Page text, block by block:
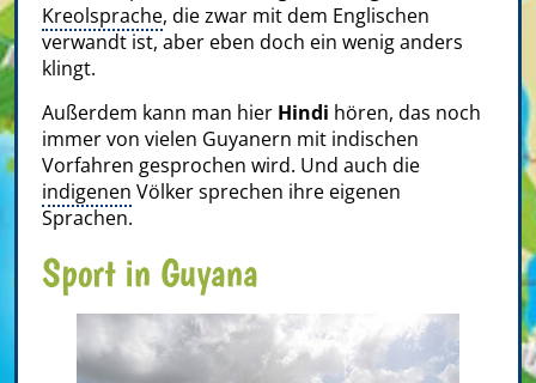
Kreolsprache, die zwar mit dem Englischen
verwandt ist, aber eben doch ein wenig anders
klingt.
Außerdem kann man hier Hindi hören, das noch
immer von vielen Guyanern mit indischen
Vorfahren gesprochen wird. Und auch die
indigenen Völker sprechen ihre eigenen
Sprachen.
Sport in Guyana